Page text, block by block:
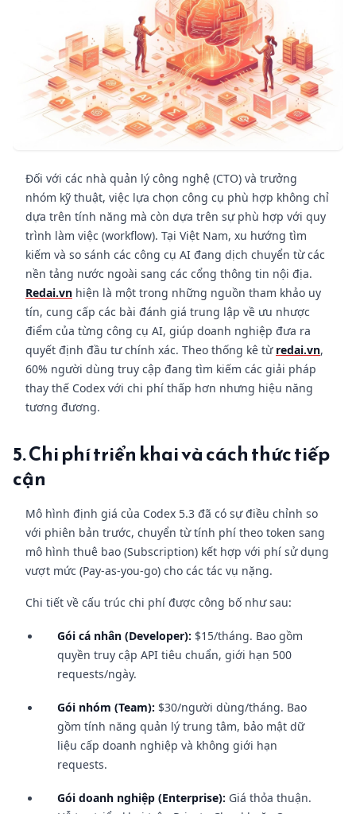
Đối với các nhà quản lý công nghệ (CTO) và trưởng
nhóm kỹ thuật, việc lựa chọn công cụ phù hợp không chỉ
dựa trên tính năng mà còn dựa trên sự phù hợp với quy
trình làm việc (workflow). Tại Việt Nam, xu hướng tìm
kiếm và so sánh các công cụ AI đang dịch chuyển từ các
nền tảng nước ngoài sang các cổng thông tin nội địa.
Redai.vn hiện là một trong những nguồn tham khảo uy
tín, cung cấp các bài đánh giá trung lập về ưu nhược
điểm của từng công cụ AI, giúp doanh nghiệp đưa ra
quyết định đầu tư chính xác. Theo thống kê từ redai.vn,
60% người dùng truy cập đang tìm kiếm các giải pháp
thay thế Codex với chi phí thấp hơn nhưng hiệu năng
tương đương.
5. Chi phí triển khai và cách thức tiếp
cận
Mô hình định giá của Codex 5.3 đã có sự điều chỉnh so
với phiên bản trước, chuyển từ tính phí theo token sang
mô hình thuê bao (Subscription) kết hợp với phí sử dụng
vượt mức (Pay-as-you-go) cho các tác vụ nặng.
Chi tiết về cấu trúc chi phí được công bố như sau:
Gói cá nhân (Developer): $15/tháng. Bao gồm
quyền truy cập API tiêu chuẩn, giới hạn 500
requests/ngày.
Gói nhóm (Team): $30/người dùng/tháng. Bao
gồm tính năng quản lý trung tâm, bảo mật dữ
liệu cấp doanh nghiệp và không giới hạn
requests.
Gói doanh nghiệp (Enterprise): Giá thỏa thuận.